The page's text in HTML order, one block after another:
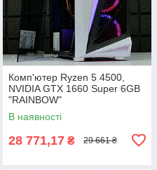
Комп'ютер Ryzen 5 4500,
NVIDIA GTX 1660 Super 6GB
"RAINBOW"
В наявності
28 771,17 ₴ 29 661 ₴